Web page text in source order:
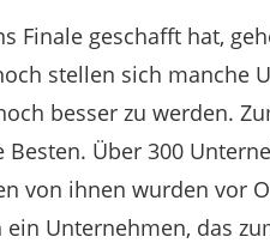
Finale geschafft hat,
stellen sich manche
besser zu werden.
Über 300
von ihnen wurden vor
Unternehmen, das